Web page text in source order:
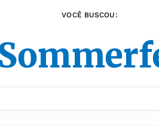
VOCÊ BUSCOU: